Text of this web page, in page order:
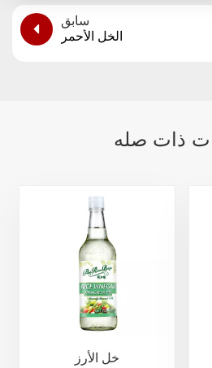
سابق
الخل الأحمر
ذات صله
خل الأرز